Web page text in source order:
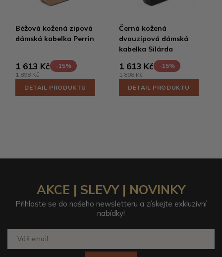
Béžová kožená zipová
dámská kabelka Perrin
1 613 Kč
-15%
1 898 Kč
DETAIL PRODUKTU
Černá kožená
dvouzipová dámská
kabelka Silárda
1 613 Kč
-15%
1 898 Kč
DETAIL PRODUKTU
AKCE | SLEVY | NOVINKY
Přihlaste se do našeho newsletteru a získejte exkluzivní
nabídky!